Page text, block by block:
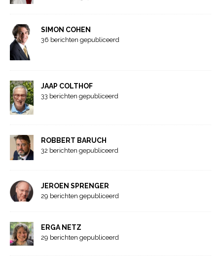
SIMON COHEN
36 berichten gepubliceerd
JAAP COLTHOF
33 berichten gepubliceerd
ROBBERT BARUCH
32 berichten gepubliceerd
JEROEN SPRENGER
29 berichten gepubliceerd
ERGA NETZ
29 berichten gepubliceerd